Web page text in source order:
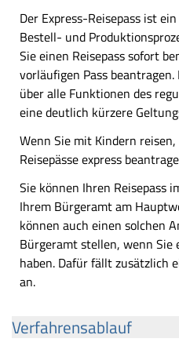
Der Express-Reisepass ist
Bestell- und
Sie einen Reisepass sofort
vorläufigen Pass
über alle Funktionen des
eine deutlich kürzere
Wenn Sie mit Kindern
Reisepässe express
Sie können Ihren Reisepass
Ihrem Bürgeramt am
können auch einen solchen
Bürgeramt stellen, wenn Sie
haben. Dafür fällt zusätzlich
an.
Verfahrensablauf